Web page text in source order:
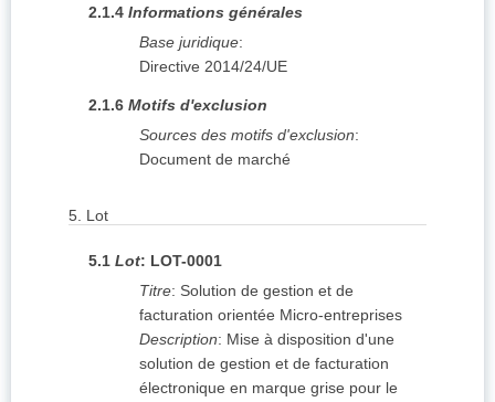
2.1.4 Informations générales
Base juridique:
Directive 2014/24/UE
2.1.6 Motifs d'exclusion
Sources des motifs d'exclusion:
Document de marché
5. Lot
5.1 Lot: LOT-0001
Titre: Solution de gestion et de
facturation orientée Micro-entreprises
Description: Mise à disposition d'une
solution de gestion et de facturation
électronique en marque grise pour le